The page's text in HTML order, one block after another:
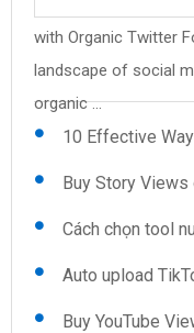
Can't Ignore
with Organic Twitter
landscape of social
organic ...
trên Google Map
thập ...
giao tiếp Khi xã hội
Video Uploads In
creation, efficiency is
Instant Credibility In
robust presence on
Reup video
10 Effective Ways on
Buy Story Views on
Cách chọn tool
Auto upload TikTok:
Buy YouTube